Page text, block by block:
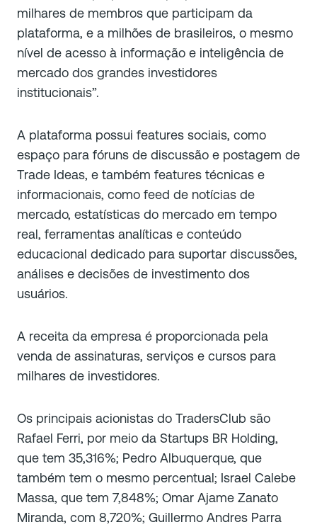
milhares de membros que participam da
plataforma, e a milhões de brasileiros, o mesmo
nível de acesso à informação e inteligência de
mercado dos grandes investidores
institucionais”.
A plataforma possui features sociais, como
espaço para fóruns de discussão e postagem de
Trade Ideas, e também features técnicas e
informacionais, como feed de notícias de
mercado, estatísticas do mercado em tempo
real, ferramentas analíticas e conteúdo
educacional dedicado para suportar discussões,
análises e decisões de investimento dos
usuários.
A receita da empresa é proporcionada pela
venda de assinaturas, serviços e cursos para
milhares de investidores.
Os principais acionistas do TradersClub são
Rafael Ferri, por meio da Startups BR Holding,
que tem 35,316%; Pedro Albuquerque, que
também tem o mesmo percentual; Israel Calebe
Massa, que tem 7,848%; Omar Ajame Zanato
Miranda, com 8,720%; Guillermo Andres Parra